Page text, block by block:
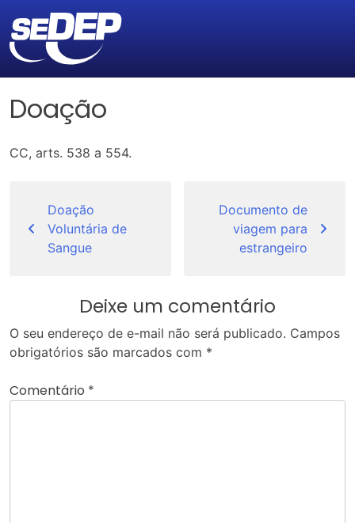
Doação
CC, arts. 538 a 554.
Post
Doação
Voluntária de
Sangue
Documento de
viagem para
estrangeiro
Deixe um comentário
O seu endereço de e-mail não será publicado. Campos
obrigatórios são marcados com *
Comentário *